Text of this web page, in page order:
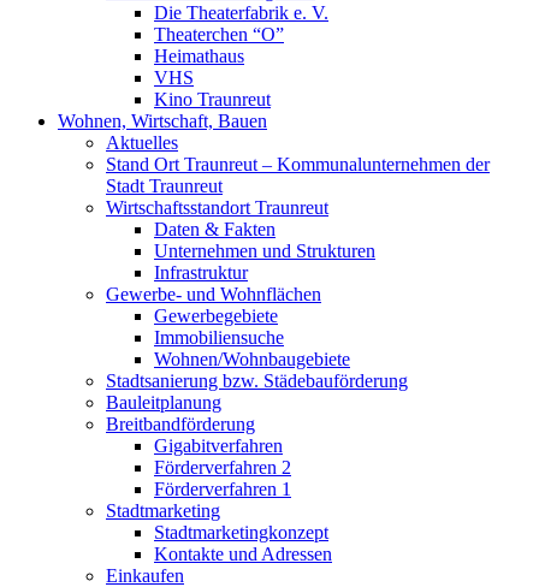
Die Theaterfabrik e. V.
Theaterchen “O”
Heimathaus
VHS
Kino Traunreut
Wohnen, Wirtschaft, Bauen
Aktuelles
Stand Ort Traunreut – Kommunalunternehmen der
Stadt Traunreut
Wirtschaftsstandort Traunreut
Daten & Fakten
Unternehmen und Strukturen
Infrastruktur
Gewerbe- und Wohnflächen
Gewerbegebiete
Immobiliensuche
Wohnen/Wohnbaugebiete
Stadtsanierung bzw. Städebauförderung
Bauleitplanung
Breitbandförderung
Gigabitverfahren
Förderverfahren 2
Förderverfahren 1
Stadtmarketing
Stadtmarketingkonzept
Kontakte und Adressen
Einkaufen